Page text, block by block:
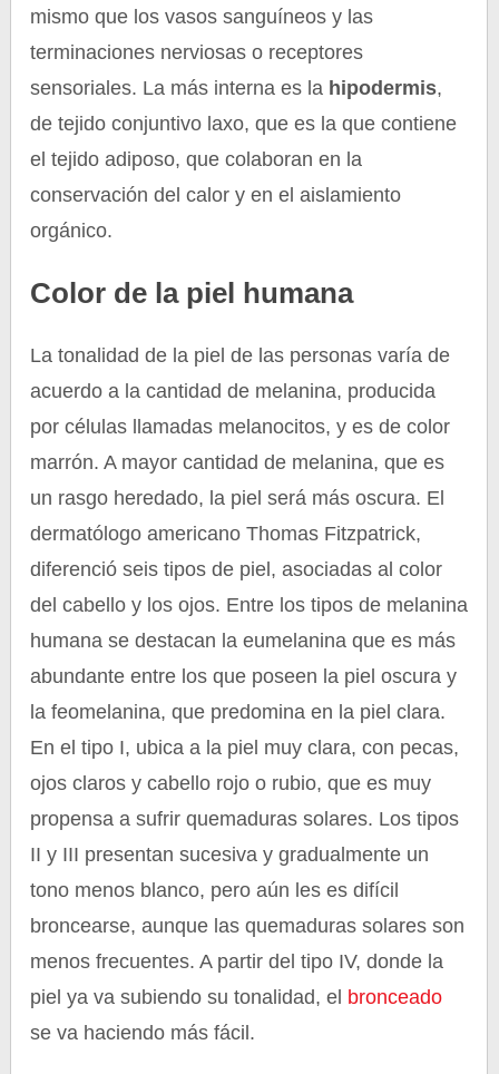
mismo que los vasos sanguíneos y las
terminaciones nerviosas o receptores
sensoriales. La más interna es la hipodermis,
de tejido conjuntivo laxo, que es la que contiene
el tejido adiposo, que colaboran en la
conservación del calor y en el aislamiento
orgánico.
Color de la piel humana
La tonalidad de la piel de las personas varía de
acuerdo a la cantidad de melanina, producida
por células llamadas melanocitos, y es de color
marrón. A mayor cantidad de melanina, que es
un rasgo heredado, la piel será más oscura. El
dermatólogo americano Thomas Fitzpatrick,
diferenció seis tipos de piel, asociadas al color
del cabello y los ojos. Entre los tipos de melanina
humana se destacan la eumelanina que es más
abundante entre los que poseen la piel oscura y
la feomelanina, que predomina en la piel clara.
En el tipo I, ubica a la piel muy clara, con pecas,
ojos claros y cabello rojo o rubio, que es muy
propensa a sufrir quemaduras solares. Los tipos
II y III presentan sucesiva y gradualmente un
tono menos blanco, pero aún les es difícil
broncearse, aunque las quemaduras solares son
menos frecuentes. A partir del tipo IV, donde la
piel ya va subiendo su tonalidad, el bronceado
se va haciendo más fácil.